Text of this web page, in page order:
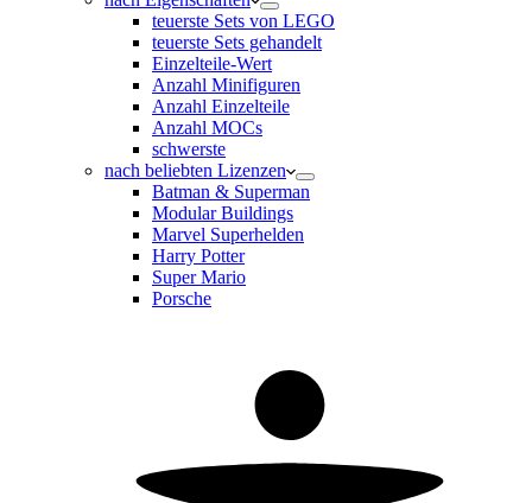
teuerste Sets von LEGO
teuerste Sets gehandelt
Einzelteile-Wert
Anzahl Minifiguren
Anzahl Einzelteile
Anzahl MOCs
schwerste
nach beliebten Lizenzen
Batman & Superman
Modular Buildings
Marvel Superhelden
Harry Potter
Super Mario
Porsche